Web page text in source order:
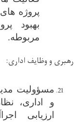
پروژه های
بهبود
مربوطه.
رهبری و وظایف اداری:
مسؤولیت
و اداری،
ارزیابی